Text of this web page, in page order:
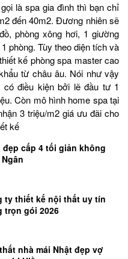
là spa gia đình thì bạn chỉ
đến 40m2. Đương nhiên sẽ
phòng xông hơi, 1 giường
phòng. Tùy theo diện tích và
kế phòng spa master cao
từ châu âu. Nói như vậy
điều kiện bởi lẽ đầu tư 1
Còn mô hình home spa tại
3 triệu/m2 giá ưu đãi cho
kế
cấp 4 tối giản không
ty thiết kế nội thất uy tín
trọn gói 2026
nhà mái Nhật đẹp vợ